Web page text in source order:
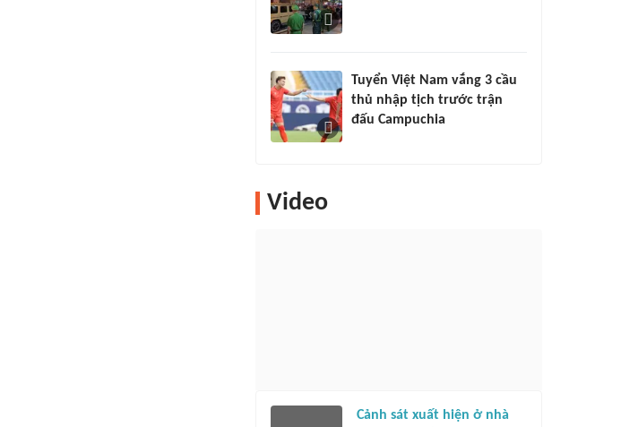
Tuyển Việt Nam vắng 3 cầu
thủ nhập tịch trước trận
đấu Campuchia
Video
Cảnh sát xuất hiện ở nhà